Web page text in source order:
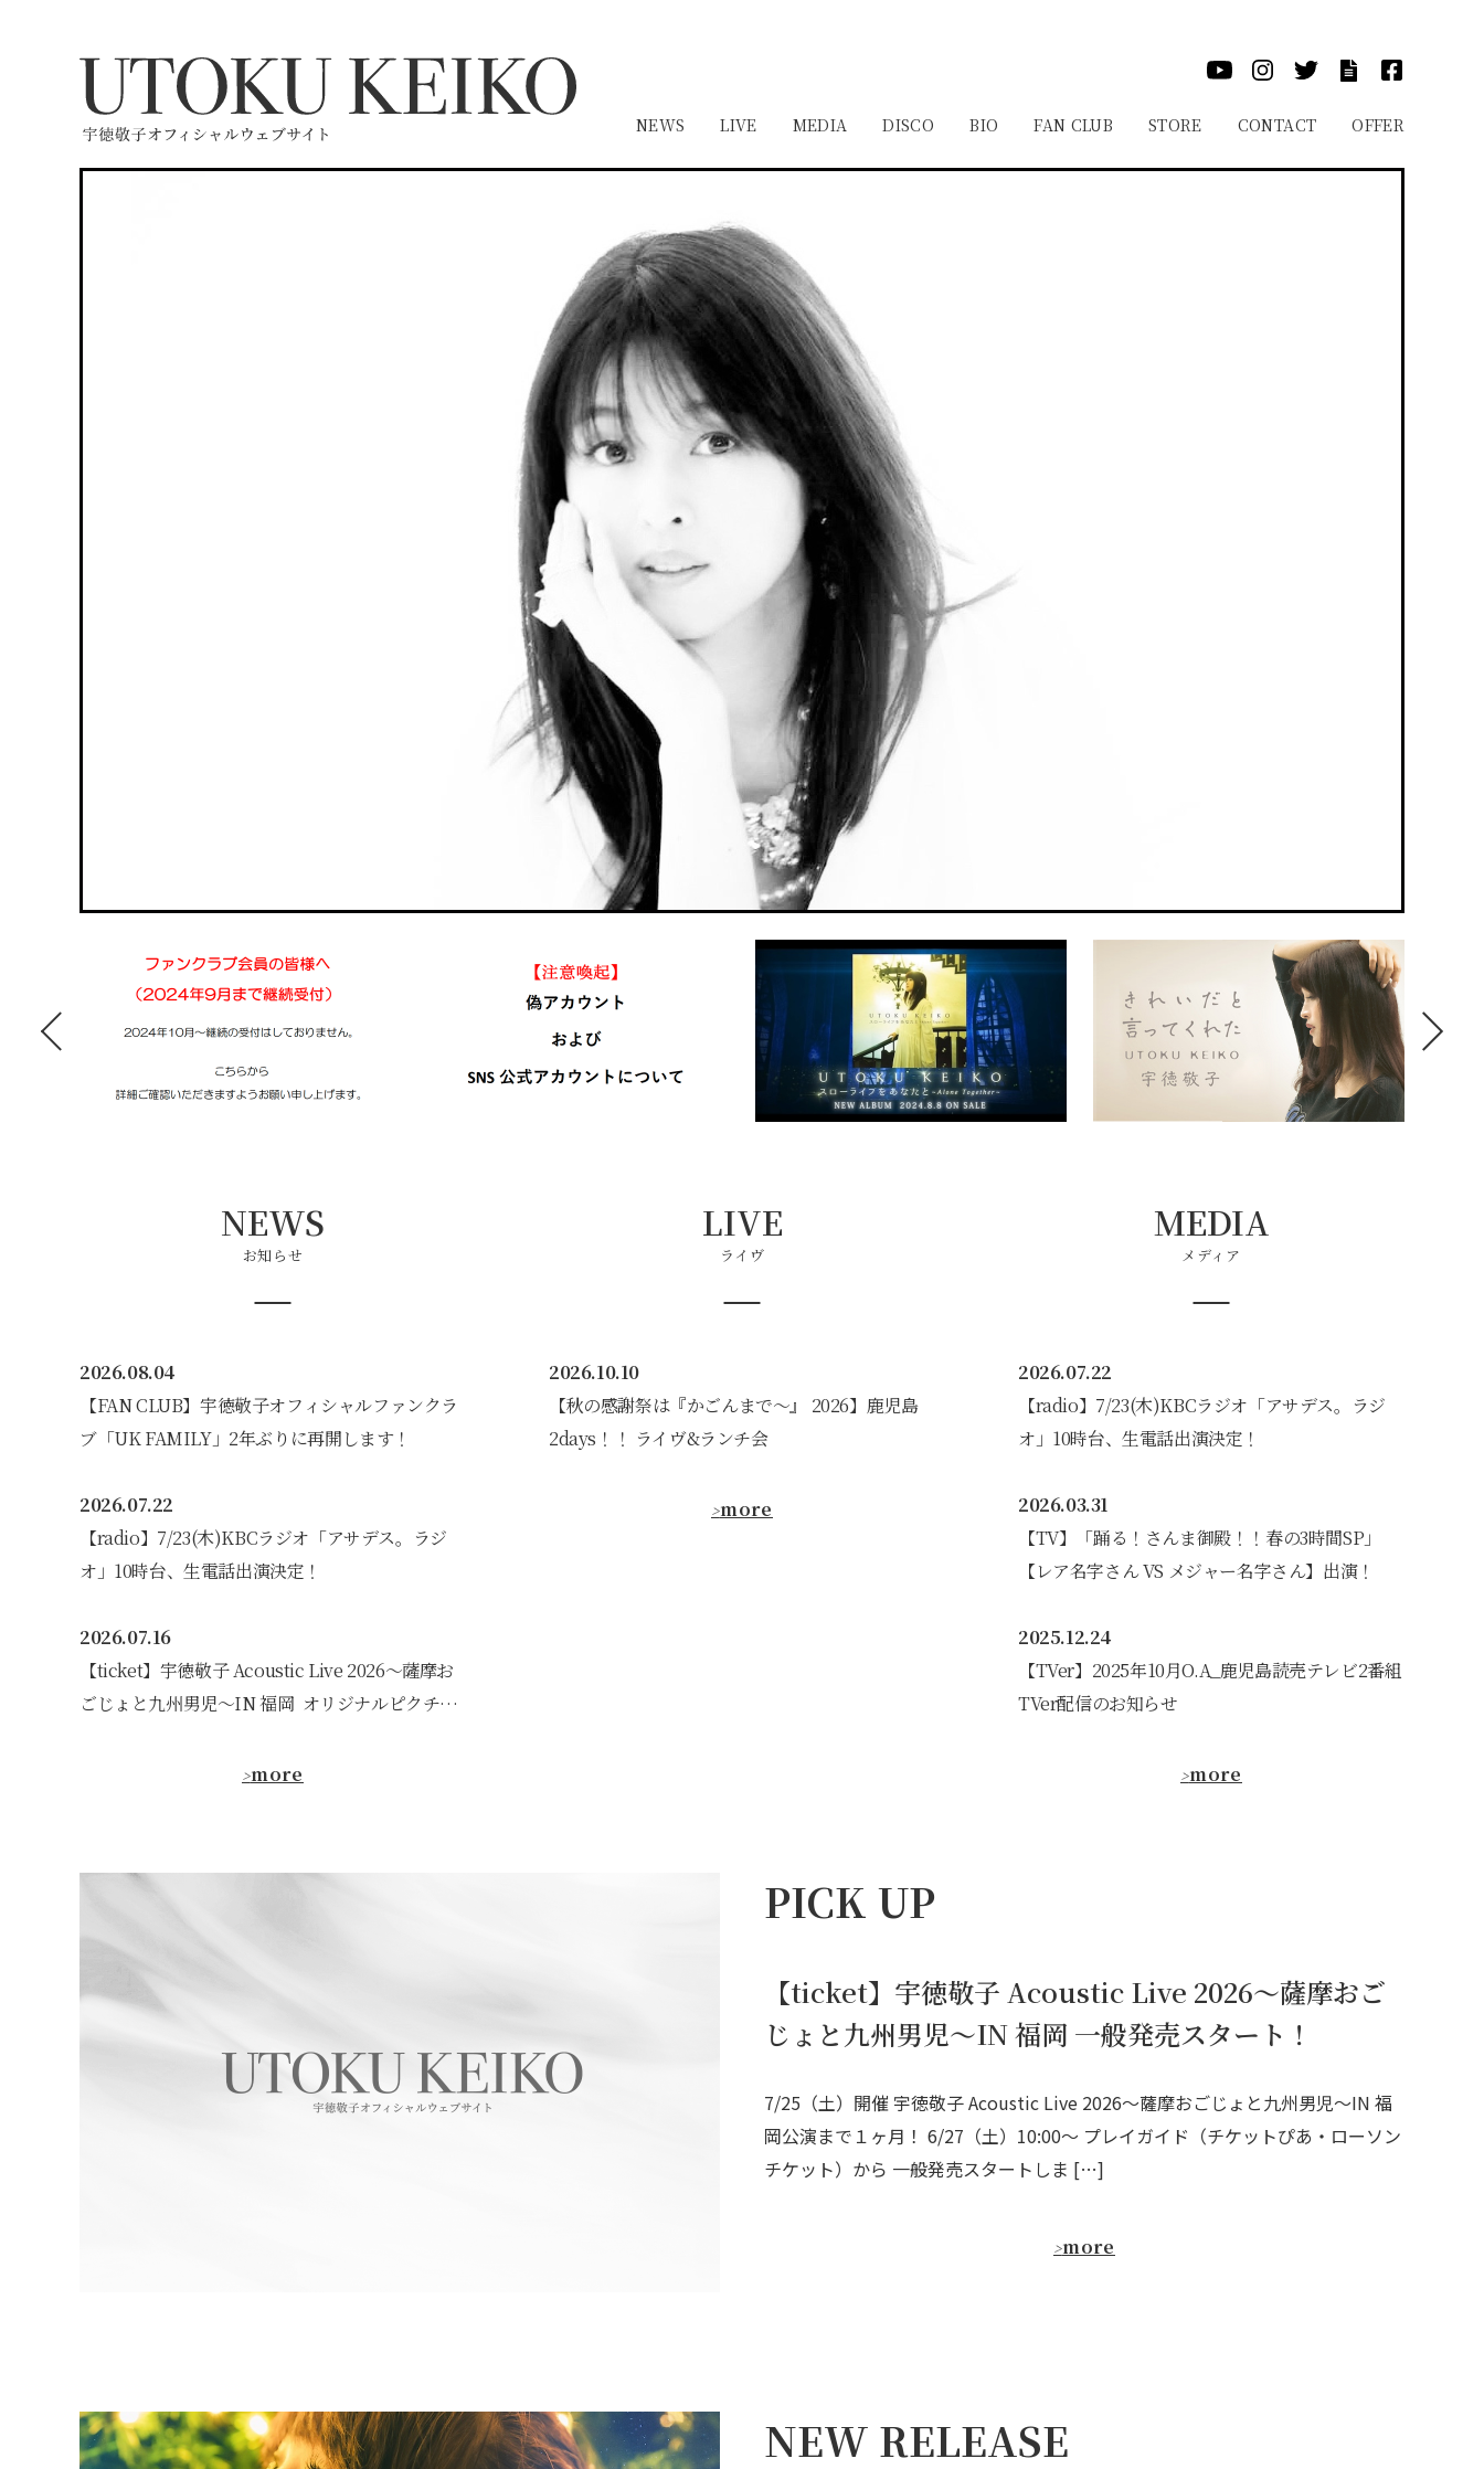
NEWS LIVE MEDIA DISCO BIO FAN CLUB STORE CONTACT OFFER
NEWS
お知らせ
2026.08.04
【FAN CLUB】宇徳敬子オフィシャルファンクラ
ブ「UK FAMILY」2年ぶりに再開します！
2026.07.22
【radio】7/23(木)KBCラジオ「アサデス。ラジ
オ」10時台、生電話出演決定！
2026.07.16
【ticket】宇徳敬子 Acoustic Live 2026〜薩摩お
ごじょと九州男児〜IN 福岡 オリジナルピクチャ
>more
LIVE
ライヴ
2026.10.10
【秋の感謝祭は『かごんまで〜』 2026】鹿児島
2days！！ ライヴ&ランチ会
>more
MEDIA
メディア
2026.07.22
【radio】7/23(木)KBCラジオ「アサデス。ラジ
オ」10時台、生電話出演決定！
2026.03.31
【TV】「踊る！さんま御殿！！春の3時間SP」
【レア名字さん VS メジャー名字さん】出演！
2025.12.24
【TVer】2025年10月O.A_鹿児島読売テレビ2番組
TVer配信のお知らせ
>more
PICK UP
【ticket】宇徳敬子 Acoustic Live 2026〜薩摩おご
じょと九州男児〜IN 福岡 一般発売スタート！
7/25（土）開催 宇徳敬子 Acoustic Live 2026〜薩摩おごじょと九州男児〜IN 福
岡公演まで１ヶ月！ 6/27（土）10:00〜 プレイガイド（チケットぴあ・ローソン
チケット）から 一般発売スタートしま […]
>more
NEW RELEASE